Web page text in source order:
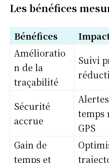
Les bénéfices
Bénéfices
Amélioratio
n de la
traçabilité
Suivi
Sécurité
accrue
temps
GPS
Gain de
temps et